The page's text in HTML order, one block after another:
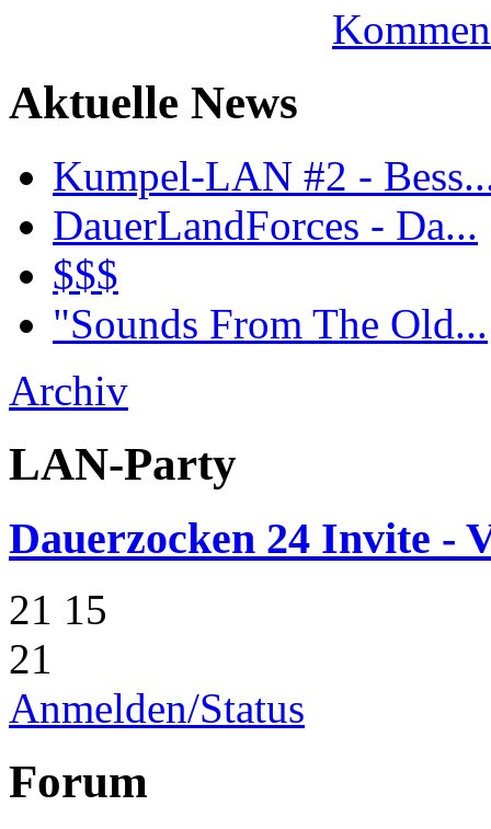
Aktuelle News
Kumpel-LAN #2 -
DauerLandForces - Da...
$$$
"Sounds From The Old...
Archiv
LAN-Party
Dauerzocken 24 Invite -
21 15
21
Anmelden/Status
Forum